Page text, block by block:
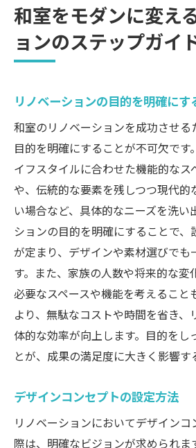
和室をモダンに変え
ョンのステップガイ
リノベーションの目的を明確にす
和室のリノベーションを成功させる
目的を明確にすることが不可欠です
イフスタイルに合わせた機能的なス
や、伝統的な要素を残しつつ現代的
い場合など、具体的なニーズを洗い
ションの目的を明確にすることで
が定まり、デザインや素材選びでも
す。また、家族の人数や将来的な変
必要なスペースや機能を考えること
より、無駄なコストや時間を省き、
体的な効率が向上します。目的をし
とが、成果の満足度に大きく影響す
デザインコンセプトの設定方法
リノベーションにおいてデザイン
際は、明確なビジョンが求められま